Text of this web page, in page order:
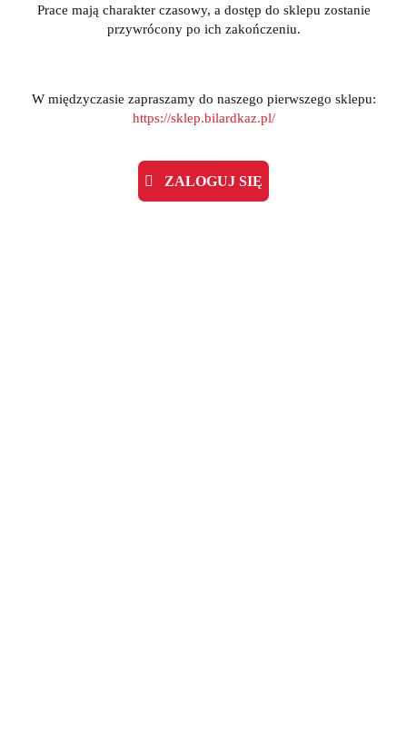
Prace mają charakter czasowy, a dostęp do sklepu zostanie
przywrócony po ich zakończeniu.
W międzyczasie zapraszamy do naszego pierwszego sklepu:
https://sklep.bilardkaz.pl/
ZALOGUJ SIĘ